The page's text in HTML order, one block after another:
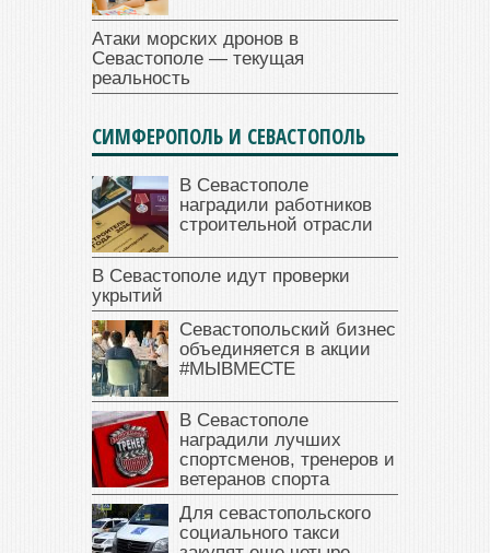
Атаки морских дронов в
Севастополе — текущая
реальность
СИМФЕРОПОЛЬ И СЕВАСТОПОЛЬ
В Севастополе
наградили работников
строительной отрасли
В Севастополе идут проверки
укрытий
Севастопольский бизнес
объединяется в акции
#МЫВМЕСТЕ
В Севастополе
наградили лучших
спортсменов, тренеров и
ветеранов спорта
Для севастопольского
социального такси